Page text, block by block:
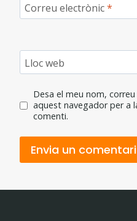
Correu electrònic*
Lloc web
Desa el meu nom,
aquest navegador per a
comenti.